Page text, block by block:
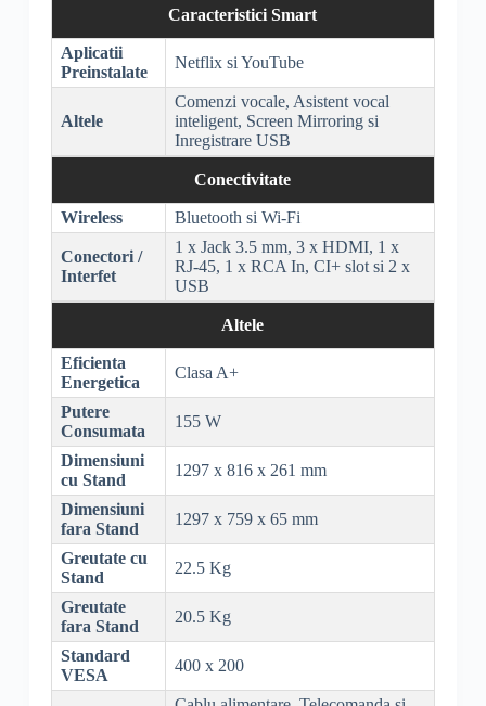
Caracteristici Smart
Aplicatii
Preinstalate
Netflix si YouTube
Altele
Comenzi vocale, Asistent vocal
inteligent, Screen Mirroringsi
Inregistrare USB
Conectivitate
Wireless Bluetooth si Wi-Fi
Conectori /
Interfet
1 x Jack 3.5 mm, 3 x HDMI, 1 x
RJ-45, 1 x RCA In, CI+slot si 2 x
USB
Altele
Eficienta
Energetica
Clasa A+
Putere
Consumata
155 W
Dimensiuni
cu Stand
1297 x 816 x 261 mm
Dimensiuni
fara Stand
1297 x 759 x 65 mm
Greutate cu
Stand
22.5 Kg
Greutate
fara Stand
20.5 Kg
Standard
VESA
400 x 200